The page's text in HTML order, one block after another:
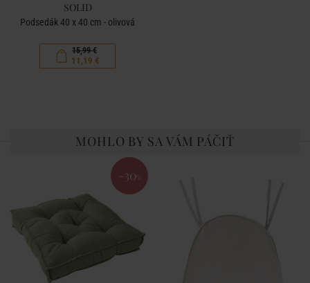
SOLID
Podsedák 40 x 40 cm - olivová
15,99 €
11,19 €
MOHLO BY SA VÁM PÁČIŤ
-30 %